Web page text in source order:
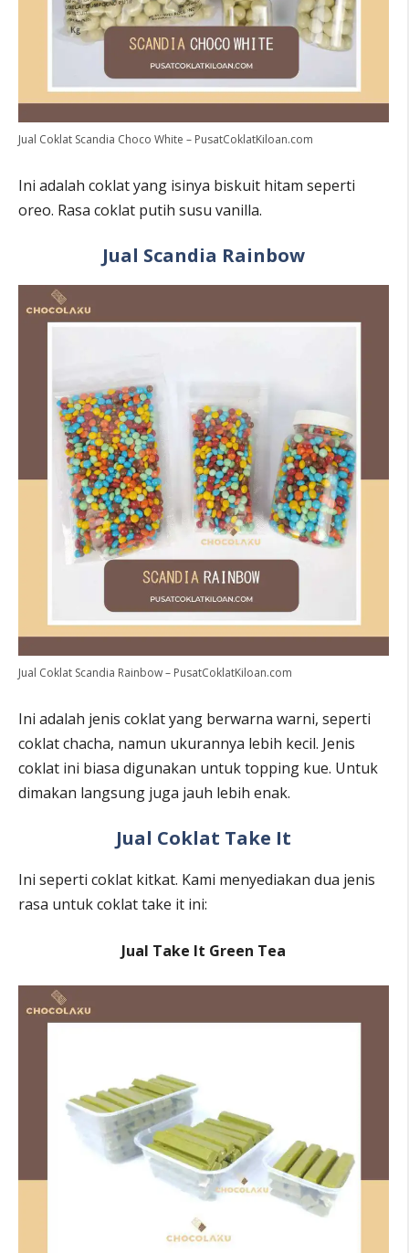
Jual Coklat Scandia Choco White – PusatCoklatKiloan.com
Ini adalah coklat yang isinya biskuit hitam seperti
oreo. Rasa coklat putih susu vanilla.
Jual Scandia Rainbow
Jual Coklat Scandia Rainbow – PusatCoklatKiloan.com
Ini adalah jenis coklat yang berwarna warni, seperti
coklat chacha, namun ukurannya lebih kecil. Jenis
coklat ini biasa digunakan untuk topping kue. Untuk
dimakan langsung juga jauh lebih enak.
Jual Coklat Take It
Ini seperti coklat kitkat. Kami menyediakan dua jenis
rasa untuk coklat take it ini:
Jual Take It Green Tea